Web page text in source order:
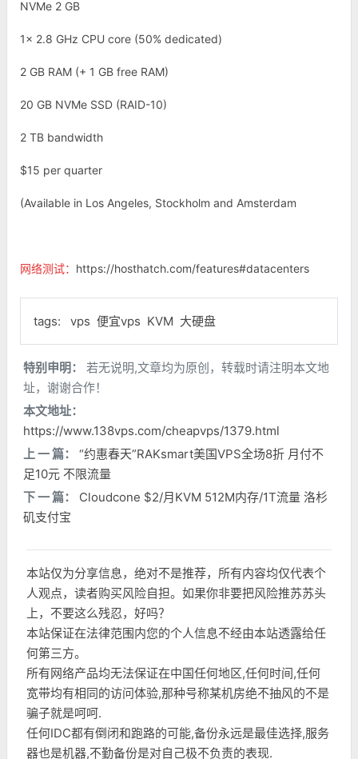
NVMe 2 GB
1x 2.8 GHz CPU core (50% dedicated)
2 GB RAM (+ 1 GB free RAM)
20 GB NVMe SSD (RAID-10)
2 TB bandwidth
$15 per quarter
(Available in Los Angeles, Stockholm and Amsterdam
网络测试： https://hosthatch.com/features#datacenters
tags: vps 便宜vps KVM 大硬盘
特别申明：
若无说明,文章均为原创，转载时请注明本文地
址，谢谢合作！
本文地址：
https://www.138vps.com/cheapvps/1379.html
上 一 篇：
“约惠春天”RAKsmart美国VPS全场8折 月付不
足10元 不限流量
下 一 篇：
Cloudcone $2/月KVM 512M内存/1T流量 洛杉
矶支付宝
本站仅为分享信息，绝对不是推荐，所有内容均仅代表个
人观点，读者购买风险自担。如果你非要把风险推苏苏头
上，不要这么残忍，好吗？
本站保证在法律范围内您的个人信息不经由本站透露给任
何第三方。
所有网络产品均无法保证在中国任何地区,任何时间,任何
宽带均有相同的访问体验,那种号称某机房绝不抽风的不是
骗子就是呵呵.
任何IDC都有倒闭和跑路的可能,备份永远是最佳选择,服务
器也是机器,不勤备份是对自己极不负责的表现.